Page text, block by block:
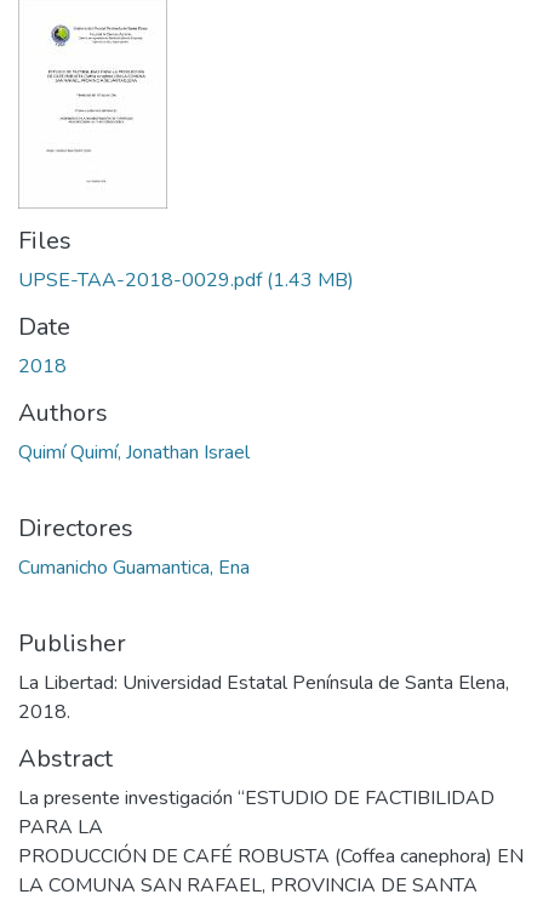
Files
UPSE-TAA-2018-0029.pdf(1.43 MB)
Date
2018
Authors
Quimí Quimí, Jonathan Israel
Directores
Cumanicho Guamantica, Ena
Publisher
La Libertad: Universidad Estatal Península de Santa Elena,
2018.
Abstract
La presente investigación “ESTUDIO DE FACTIBILIDAD
PARA LA
PRODUCCIÓN DE CAFÉ ROBUSTA (Coffea canephora) EN
LA COMUNA SAN RAFAEL, PROVINCIA DE SANTA